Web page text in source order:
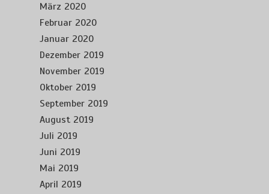
März 2020
Februar 2020
Januar 2020
Dezember 2019
November 2019
Oktober 2019
September 2019
August 2019
Juli 2019
Juni 2019
Mai 2019
April 2019